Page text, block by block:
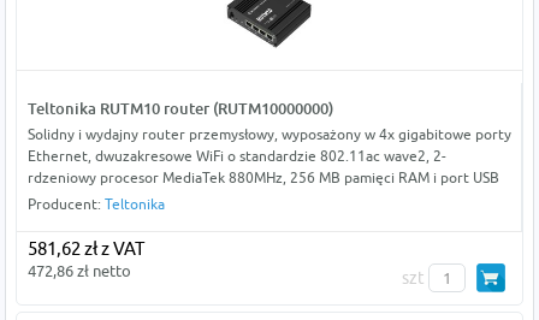
Teltonika RUTM10 router (RUTM10000000)
Solidny i wydajny router przemysłowy, wyposażony w 4x gigabitowe porty
Ethernet, dwuzakresowe WiFi o standardzie 802.11ac wave2, 2-
rdzeniowy procesor MediaTek 880MHz, 256 MB pamięci RAM i port USB
Producent: Teltonika
581,62 zł z VAT
472,86 zł netto szt